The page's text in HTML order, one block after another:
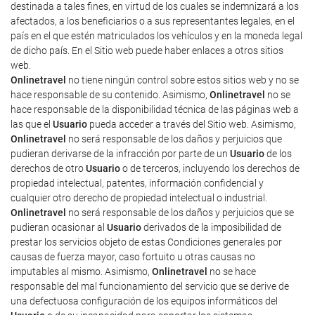
destinada a tales fines, en virtud de los cuales se indemnizará a los
afectados, a los beneficiarios o a sus representantes legales, en el
país en el que estén matriculados los vehículos y en la moneda legal
de dicho país. En el Sitio web puede haber enlaces a otros sitios
web.
Onlinetravel no tiene ningún control sobre estos sitios web y no se
hace responsable de su contenido. Asimismo, Onlinetravel no se
hace responsable de la disponibilidad técnica de las páginas web a
las que el Usuario pueda acceder a través del Sitio web. Asimismo,
Onlinetravel no será responsable de los daños y perjuicios que
pudieran derivarse de la infracción por parte de un Usuariode los
derechos de otroUsuarioo de terceros, incluyendo los derechos de
propiedad intelectual, patentes, información confidencial y
cualquier otro derecho de propiedad intelectual o industrial.
Onlinetravel no será responsable de los daños y perjuicios que se
pudieran ocasionar al Usuarioderivados de la imposibilidad de
prestar los servicios objeto de estas Condiciones generales por
causas de fuerza mayor, caso fortuito u otras causas no
imputables al mismo. Asimismo, Onlinetravel no se hace
responsable del mal funcionamiento del servicio que se derive de
una defectuosa configuración de los equipos informáticos del